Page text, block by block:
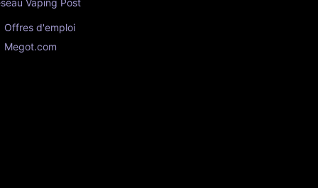
Vaping Post
Offres d'emploi
Megot.com